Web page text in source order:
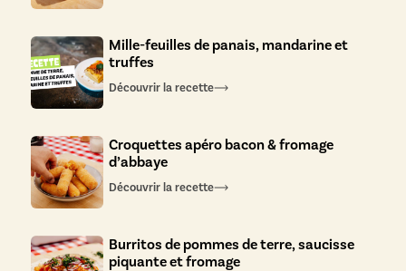
Mille-feuilles de panais, mandarine et
truffes
Découvrir la recette
Croquettes apéro bacon & fromage
d’abbaye
Découvrir la recette
Burritos de pommes de terre, saucisse
piquante et fromage